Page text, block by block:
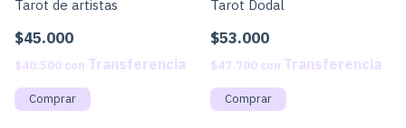
Tarot de artistas
$45.000
$40.500 con
Tarot Dodal
$53.000
$47.700 con